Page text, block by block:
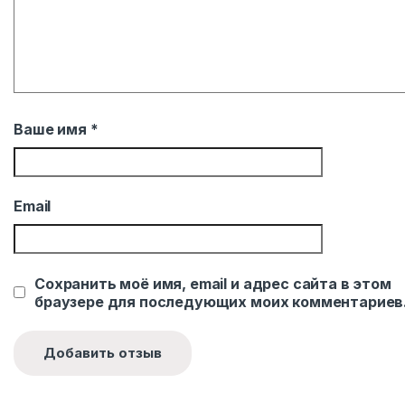
Ваше имя *
Email
Сохранить моё имя, email и адрес сайта в этом
браузере для последующих моих